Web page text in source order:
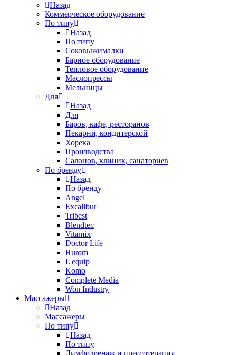
Назад
Коммерческое оборудование
По типу
Назад
По типу
Соковыжималки
Барное оборудование
Тепловое оборудование
Маслопрессы
Мельницы
Для
Назад
Для
Баров, кафе, ресторанов
Пекарни, кондитерской
Хорека
Производства
Салонов, клиник, санаториев
По бренду
Назад
По бренду
Angel
Excalibur
Tribest
Blendtec
Vitamix
Doctor Life
Hurom
L'equip
Komo
Complete Media
Won Industry
Массажеры
Назад
Массажеры
По типу
Назад
По типу
Лимфодренаж и прессотерапия